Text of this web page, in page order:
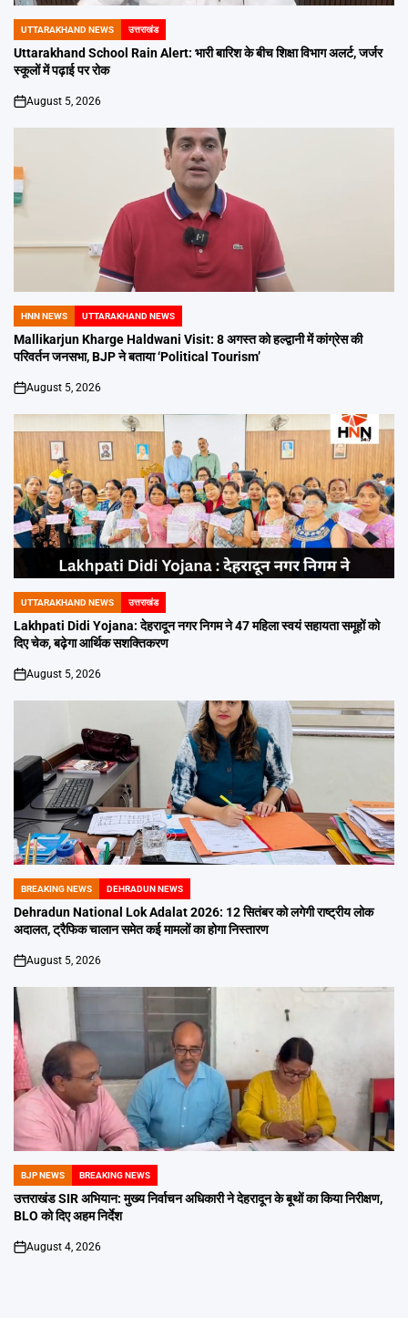
POSTED
IN
UTTARAKHAND NEWS उत्तराखंड
Uttarakhand School Rain Alert: भारी बारिश के बीच शिक्षा विभाग अलर्ट, जर्जर
स्कूलों में पढ़ाई पर रोक
on
August 5, 2026
POSTED
IN
HNN NEWS UTTARAKHAND NEWS
Mallikarjun Kharge Haldwani Visit: 8 अगस्त को हल्द्वानी में कांग्रेस की
परिवर्तन जनसभा, BJP ने बताया ‘Political Tourism’
on
August 5, 2026
POSTED
IN
UTTARAKHAND NEWS उत्तराखंड
Lakhpati Didi Yojana: देहरादून नगर निगम ने 47 महिला स्वयं सहायता समूहों को
दिए चेक, बढ़ेगा आर्थिक सशक्तिकरण
on
August 5, 2026
POSTED
IN
BREAKING NEWS DEHRADUN NEWS
Dehradun National Lok Adalat 2026: 12 सितंबर को लगेगी राष्ट्रीय लोक
अदालत, ट्रैफिक चालान समेत कई मामलों का होगा निस्तारण
on
August 5, 2026
POSTED
IN
BJP NEWS BREAKING NEWS
उत्तराखंड SIR अभियान: मुख्य निर्वाचन अधिकारी ने देहरादून के बूथों का किया निरीक्षण,
BLO को दिए अहम निर्देश
on
August 4, 2026